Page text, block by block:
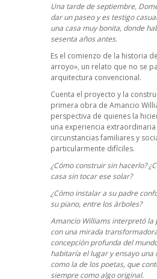
Una tarde de septiembre,
dar un paseo y es testigo
una casa muy bonita, donde
sesenta años antes.
Es el comienzo de la historia
arroyo», un relato que no se
arquitectura convencional.
Cuenta el proyecto y la
primera obra de Amancio
perspectiva de quienes la
una experiencia
circunstancias familiares y
particularmente difíciles.
¿Cómo construir sin hacerlo?
casa sin tocar ese solar?
¿Cómo instalar a su padre
su piano, entre los árboles?
Amancio Williams interpretó la
con una mirada
concepción profunda del
habitaría el lugar y ensayo una
como la de los poetas, que
siempre como algo original.